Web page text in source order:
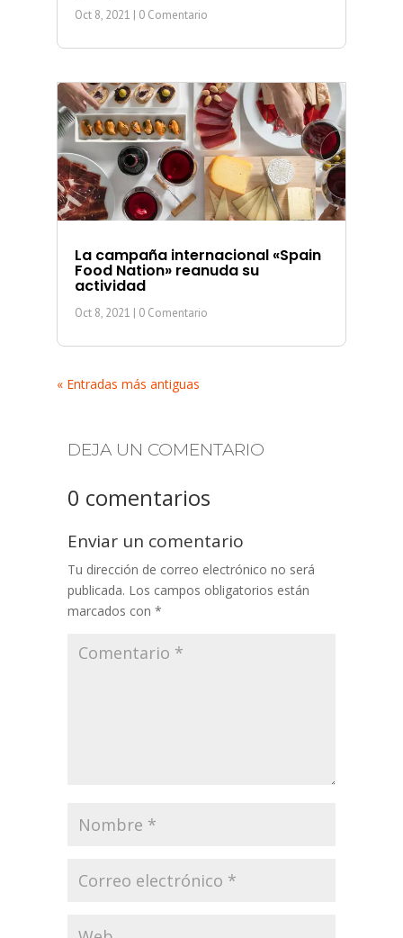
Oct 8, 2021 | 0 Comentario
La campaña internacional «Spain
Food Nation» reanuda su
actividad
Oct 8, 2021 | 0 Comentario
« Entradas más antiguas
DEJA UN COMENTARIO
0 comentarios
Enviar un comentario
Tu dirección de correo electrónico no será
publicada. Los campos obligatorios están
marcados con *